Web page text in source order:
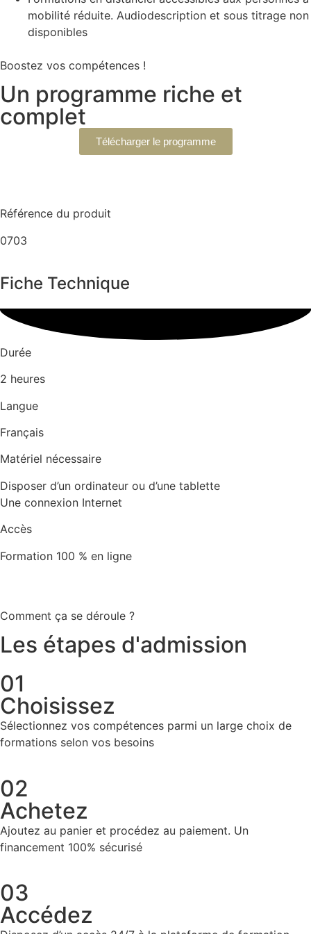
mobilité réduite. Audiodescription et sous titrage non
disponibles
Boostez vos compétences !
Un programme riche et
complet
Télécharger le programme
Référence du produit
0703
Fiche Technique
Durée
2 heures
Langue
Français
Matériel nécessaire
Disposer d’un ordinateur ou d’une tablette
Une connexion Internet
Accès
Formation 100 % en ligne
Comment ça se déroule ?
Les étapes d'admission
01
Choisissez
Sélectionnez vos compétences parmi un large choix de
formations selon vos besoins
02
Achetez
Ajoutez au panier et procédez au paiement. Un
financement 100% sécurisé
03
Accédez